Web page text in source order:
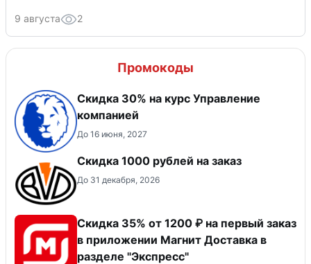
9 августа 2
Промокоды
Скидка 30% на курс Управление
компанией
До 16 июня, 2027
Скидка 1000 рублей на заказ
До 31 декабря, 2026
Скидка 35% от 1200 ₽ на первый заказ
в приложении Магнит Доставка в
разделе "Экспресс"